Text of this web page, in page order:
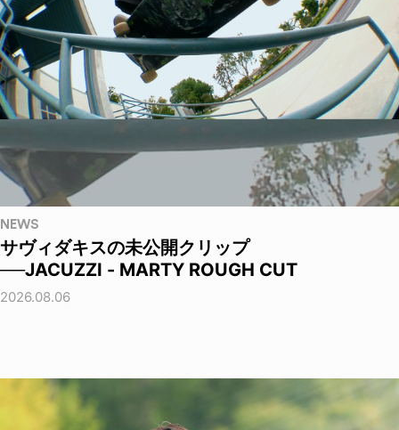
NEWS
サヴィダキスの未公開クリップ
──JACUZZI - MARTY ROUGH CUT
2026.08.06